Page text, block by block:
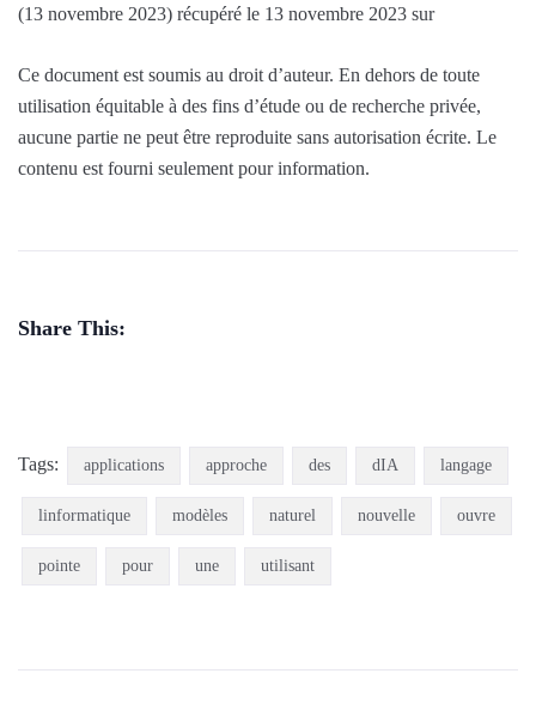
(13 novembre 2023) récupéré le 13 novembre 2023 sur
Ce document est soumis au droit d’auteur. En dehors de toute
utilisation équitable à des fins d’étude ou de recherche privée,
aucune partie ne peut être reproduite sans autorisation écrite. Le
contenu est fourni seulement pour information.
Share This:
Tags: applications approche des dIA langage
linformatique modèles naturel nouvelle ouvre
pointe pour une utilisant